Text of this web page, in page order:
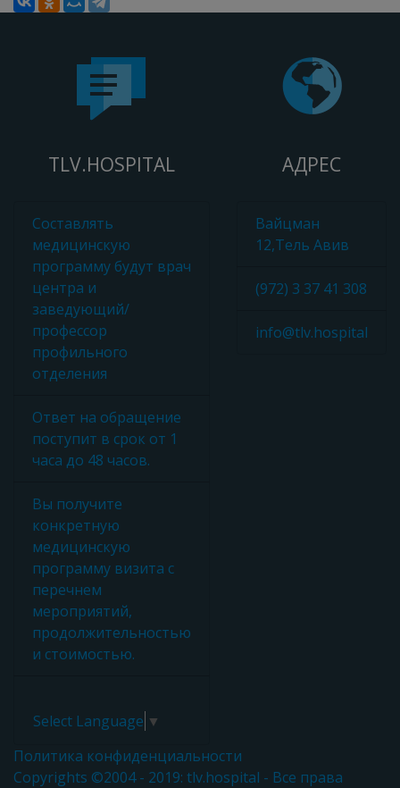
TLV.HOSPITAL
Составлять
медицинскую
программу будут врач
центра и
заведующий/
профессор
профильного
отделения
Ответ на обращение
поступит в срок от 1
часа до 48 часов.
Вы получите
конкретную
медицинскую
программу визита с
перечнем
мероприятий,
продолжительностью
и стоимостью.
Select Language ▼
АДРЕС
Вайцман
12,Тель Авив
(972) 3 37 41 308
info@tlv.hospital
Политика конфиденциальности
Copyrights ©2004 - 2019: tlv.hospital - Все права